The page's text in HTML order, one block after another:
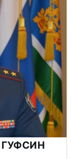
ГУФСИН